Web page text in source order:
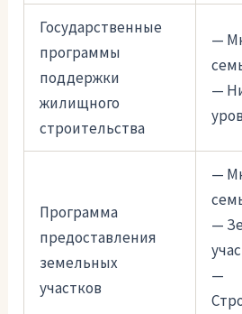
Государственные
программы
поддержки
жилищного
строительства
—
—
Программа
предоставления
земельных
участков
—
—
—